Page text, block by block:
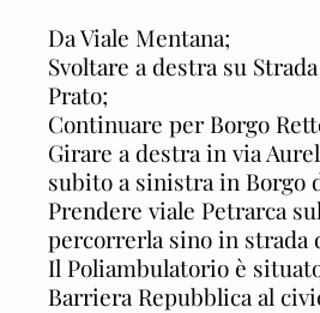
Da Viale Mentana;
Svoltare a destra su
Prato;
Continuare per Borgo
Girare a destra in via
subito a sinistra in Borgo
Prendere viale Petrarca
percorrerla sino in strada
Il Poliambulatorio è
Barriera Repubblica al